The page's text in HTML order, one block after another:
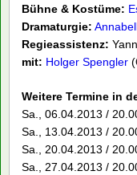
Bühne & Kostüme:
Dramaturgie:
Regieassistenz:
mit: Holger Spengler
Weitere Termine in
Sa., 06.04.2013 /
Sa., 13.04.2013 /
Sa., 20.04.2013 /
Sa., 27.04.2013 /